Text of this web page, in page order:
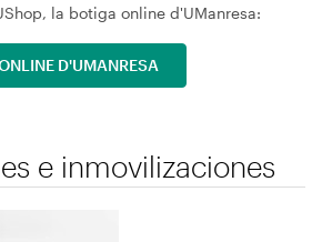
la botiga online d'UManresa:
D'UMANRESA
e inmovilizaciones